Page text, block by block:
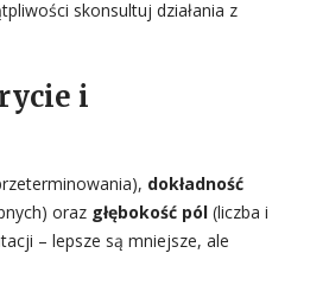
skonsultuj działania z
i
dokładność
oraz głębokość pól (liczba i
– lepsze są mniejsze, ale